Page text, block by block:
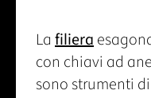
La filiera
con chiavi ad
sono strumenti di